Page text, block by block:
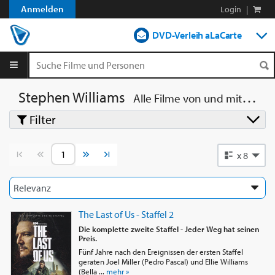
Anmelden Login |
DVD-Verleih aLaCarte
Stephen Williams Alle Filme von und mit
Vorherige SeiteNächste Seite x 8
The Last of Us - Staffel 2
Die komplette zweite Staffel - Jeder Weg hat seinen
Preis.
Fünf Jahre nach den Ereignissen der ersten Staffel
geraten Joel Miller (Pedro Pascal) und Ellie Williams
(Bella ... mehr »
Filter